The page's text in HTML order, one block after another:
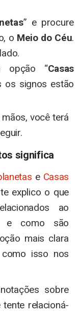
” e procure
o Meio do Céu.
opção “Casas
os signos estão
você terá
significa
e Casas
explico o que
ao
e como são
mais clara
isso nos
sobre
relacioná-